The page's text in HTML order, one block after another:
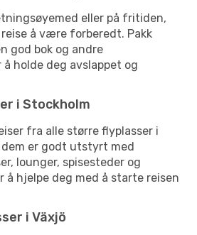
eller på fritiden,
å være forberedt. Pakk
god bok og andre
holde deg avslappet og
i Stockholm
fra alle større flyplasser i
dem er godt utstyrt med
lounger, spisesteder og
hjelpe deg med å starte reisen
i Växjö